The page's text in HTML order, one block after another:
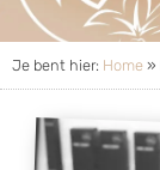
Je bent hier: Home »